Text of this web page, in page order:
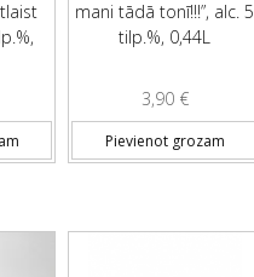
mani tādā tonī!!!”, alc. 5
tilp.%, 0,44L
3,90 €
Pievienot grozam